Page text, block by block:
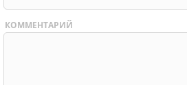
КОММЕНТАРИЙ